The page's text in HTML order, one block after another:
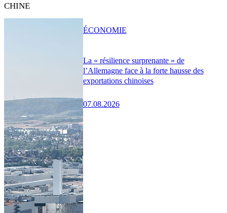
CHINE
La « résilience surprenante » de
l’Allemagne face à la forte hausse des
exportations chinoises
07.08.2026
ÉCONOMIE